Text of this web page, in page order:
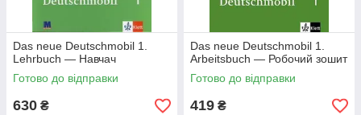
Das neue Deutschmobil 1.
Lehrbuch — Навчач
Готово до відправки
630 ₴
Das neue Deutschmobil 1.
Arbeitsbuch — Робочий зошит
Готово до відправки
419 ₴